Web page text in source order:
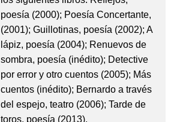
poesía (2000); Poesía Concertante,
(2001); Guillotinas, poesía (2002); A
lápiz, poesía (2004); Renuevos de
sombra, poesía (inédito); Detective
por error y otro cuentos (2005); Más
cuentos (inédito); Bernardo a través
del espejo, teatro (2006); Tarde de
toros, poesía (2013).